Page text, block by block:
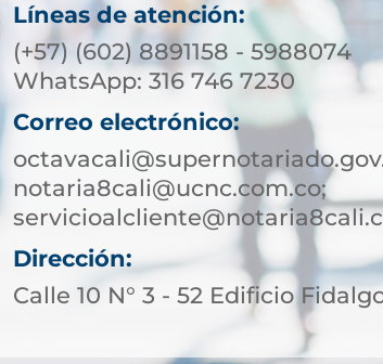
Líneas de atención:
(+57) (602) 8891158 - 5988074
WhatsApp: 316 746 7230
Correo electrónico:
notaria8cali@ucnc.com.co;
Dirección:
Calle 10 N° 3 - 52 Edificio